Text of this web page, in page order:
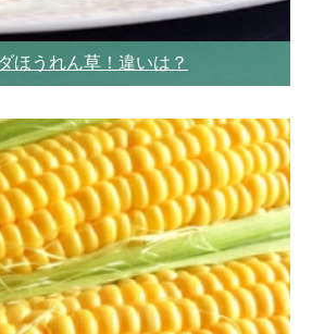
ほうれん草！違いは？